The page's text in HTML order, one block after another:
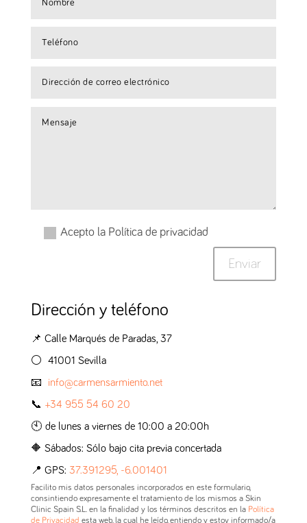
Acepto la Política de privacidad
Enviar
Dirección y teléfono
📌 Calle Marqués de Paradas, 37
⚪️ 41001 Sevilla
📧
info@carmensarmiento.net
📞 +34 955 54 60 20
🕙 de lunes a viernes de 10:00 a 20:00h
🔶 Sábados: Sólo bajo cita previa concertada
📍 GPS: 37.391295, -6.001401
Facilito mis datos personales incorporados en este formulario,
consintiendo expresamente el tratamiento de los mismos a Skin
Clinic Spain S.L. en la finalidad y los términos descritos en la Política
de Privacidad esta web, la cual he leído, entiendo y estoy informado/a